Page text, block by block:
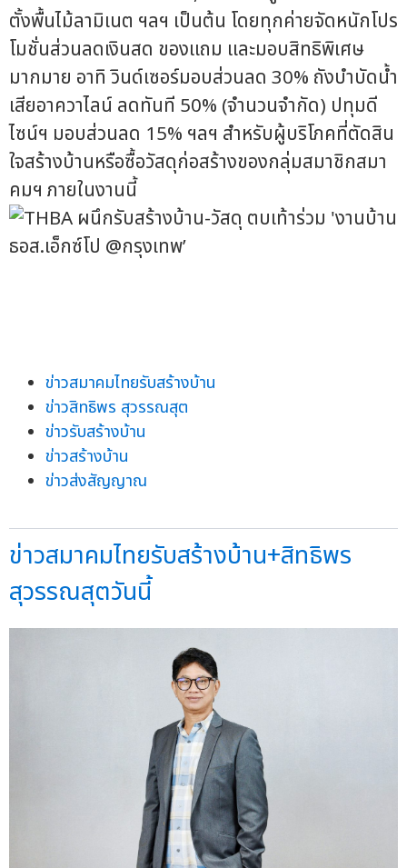
ตั้งพื้นไม้ลามิเนต ฯลฯ เป็นต้น โดยทุกค่ายจัดหนักโปร
โมชั่นส่วนลดเงินสด ของแถม และมอบสิทธิพิเศษ
มากมาย อาทิ วินด์เซอร์มอบส่วนลด 30% ถังบำบัดน้ำ
เสียอาควาไลน์ ลดทันที 50% (จำนวนจำกัด) ปทุมดี
ไซน์ฯ มอบส่วนลด 15% ฯลฯ สำหรับผู้บริโภคที่ตัดสิน
ใจสร้างบ้านหรือซื้อวัสดุก่อสร้างของกลุ่มสมาชิกสมา
คมฯ ภายในงานนี้
ข่าวสมาคมไทยรับสร้างบ้าน
ข่าวสิทธิพร สุวรรณสุต
ข่าวรับสร้างบ้าน
ข่าวสร้างบ้าน
ข่าวส่งสัญญาณ
ข่าวสมาคมไทยรับสร้างบ้าน+สิทธิพร
สุวรรณสุตวันนี้